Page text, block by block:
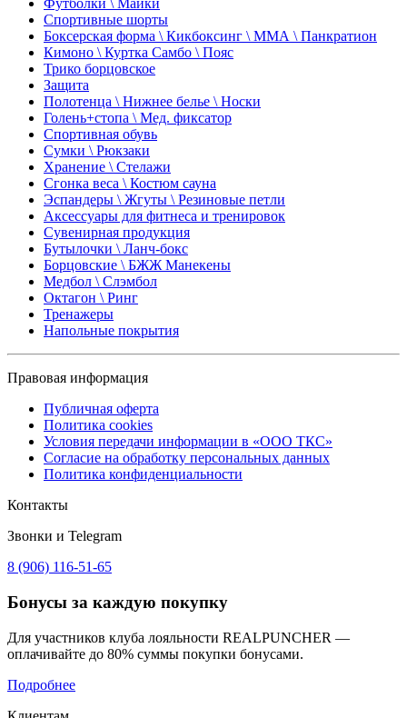
Футболки \ Майки
Спортивные шорты
Боксерская форма \ Кикбоксинг \ ММА \ Панкратион
Кимоно \ Куртка Самбо \ Пояс
Трико борцовское
Защита
Полотенца \ Нижнее белье \ Носки
Голень+стопа \ Мед. фиксатор
Спортивная обувь
Сумки \ Рюкзаки
Хранение \ Стелажи
Сгонка веса \ Костюм сауна
Эспандеры \ Жгуты \ Резиновые петли
Аксессуары для фитнеса и тренировок
Сувенирная продукция
Бутылочки \ Ланч-бокс
Борцовские \ БЖЖ Манекены
Медбол \ Слэмбол
Октагон \ Ринг
Тренажеры
Напольные покрытия
Правовая информация
Публичная оферта
Политика cookies
Условия передачи информации в «ООО ТКС»
Согласие на обработку персональных данных
Политика конфиденциальности
Контакты
Звонки и Telegram
8 (906) 116-51-65
Бонусы за каждую покупку
Для участников клуба лояльности REALPUNCHER —
оплачивайте до 80% суммы покупки бонусами.
Подробнее